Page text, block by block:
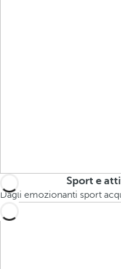
Sport e
Dagli emozionanti sport